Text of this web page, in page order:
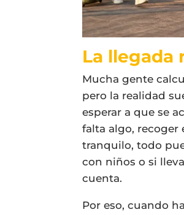
La llegada
Mucha gente
pero la realidad
esperar a que se
falta algo, recoger
tranquilo, todo
con niños o si
cuenta.
Por eso, cuando